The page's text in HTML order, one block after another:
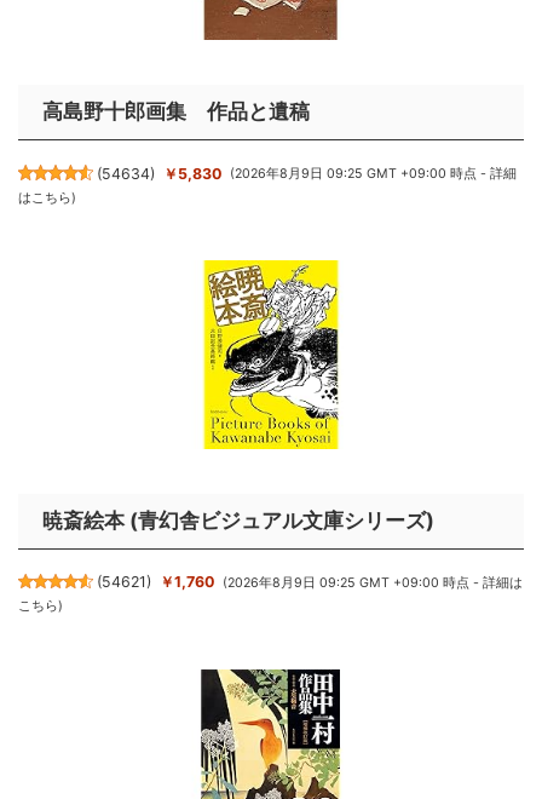
高島野十郎画集 作品と遺稿
(54634) ￥5,830 (2026年8月9日 09:25 GMT +09:00 時点 -詳細
はこちら)
暁斎絵本 (青幻舎ビジュアル文庫シリーズ)
(54621) ￥1,760 (2026年8月9日 09:25 GMT +09:00 時点 -詳細は
こちら)